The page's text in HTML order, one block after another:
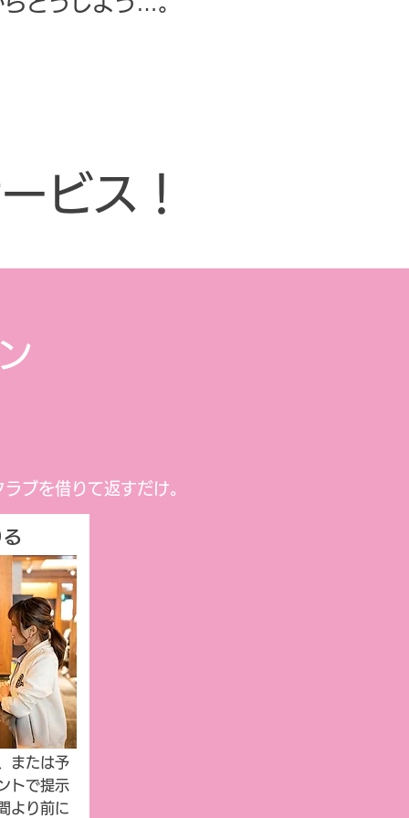
ビス！
ブを借りて返すだけ。
または予
トで提示
より前に